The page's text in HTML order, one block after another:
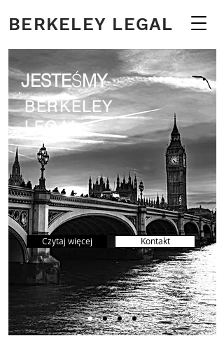
BERKELEY LEGAL
JESTEŚMY
BERKELEY
LEGAL
Czytaj więcej Kontakt